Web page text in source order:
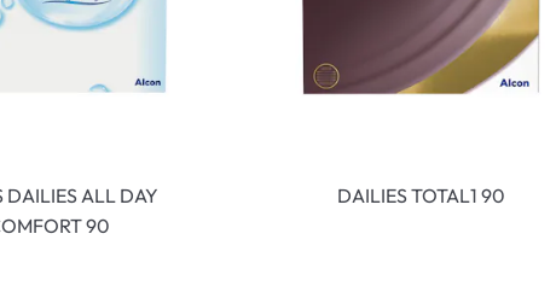
DAILIES ALL DAY
90
DAILIES TOTAL1 90